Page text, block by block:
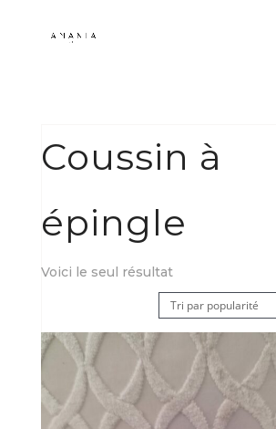
Coussin à
épingle
Voici le seul résultat